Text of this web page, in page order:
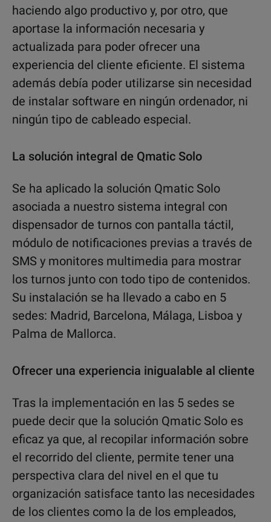
haciendo algo productivo y, por otro, que
aportase la información necesaria y
actualizada para poder ofrecer una
experiencia del cliente eficiente. El sistema
además debía poder utilizarse sin necesidad
de instalar software en ningún ordenador, ni
ningún tipo de cableado especial.
La solución integral de Qmatic Solo
Se ha aplicado la solución Qmatic Solo
asociada a nuestro sistema integral con
dispensador de turnos con pantalla táctil,
módulo de notificaciones previas a través de
SMS y monitores multimedia para mostrar
los turnos junto con todo tipo de contenidos.
Su instalación se ha llevado a cabo en 5
sedes: Madrid, Barcelona, Málaga, Lisboa y
Palma de Mallorca.
Ofrecer una experiencia inigualable al cliente
Tras la implementación en las 5 sedes se
puede decir que la solución Qmatic Solo es
eficaz ya que, al recopilar información sobre
el recorrido del cliente, permite tener una
perspectiva clara del nivel en el que tu
organización satisface tanto las necesidades
de los clientes como la de los empleados,